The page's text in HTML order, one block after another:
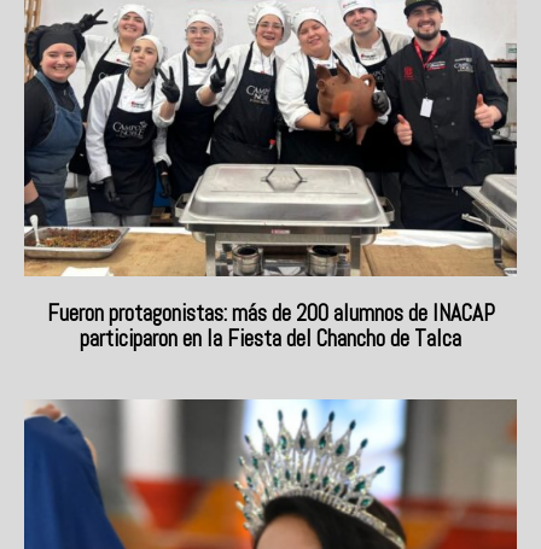
Fueron protagonistas: más de 200 alumnos de INACAP
participaron en la Fiesta del Chancho de Talca